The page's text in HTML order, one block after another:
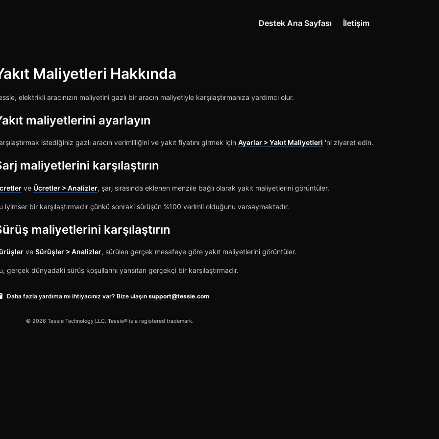
Destek Ana Sayfası İletişim
Maliyetleri Hakkında
elektrikli aracınızın maliyetini gazlı bir aracın maliyetiyle karşılaştırmanıza yardımcı olur.
maliyetlerini ayarlayın
istediğiniz gazlı aracın verimliliğini ve yakıt fiyatını girmek için Ayarlar > Yakıt Maliyetleri 'ni ziyaret edin.
maliyetlerini karşılaştırın
ve Ücretler > Analizler, şarj sırasında eklenen menzile bağlı olarak yakıt maliyetlerini görüntüler.
iyimser bir karşılaştırmadır çünkü sonraki sürüşün %100 verimli olduğunu varsaymaktadır.
maliyetlerini karşılaştırın
ve Sürüşler > Analizler, sürülen gerçek mesafeye göre yakıt maliyetlerini görüntüler.
gerçek dünyadaki sürüş koşullarını yansıtan gerçekçi bir karşılaştırmadır.
Daha fazla yardıma mı ihtiyacınız var? Bize ulaşın support@tessie.com
© 2026 Tessie Technology LLC. Tessie® is a registered trademark.